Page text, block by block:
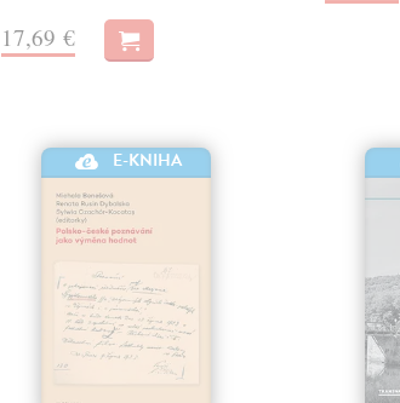
17,69 €
E-KNIHA